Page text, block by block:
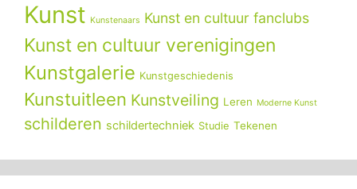
Kunst Kunstenaars Kunst en cultuur fanclubs
Kunst en cultuur verenigingen
Kunstgalerie Kunstgeschiedenis
Kunstuitleen Kunstveiling Leren Moderne Kunst
schilderen schildertechniek Studie Tekenen